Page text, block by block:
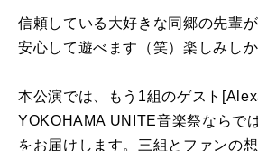
信頼している大好きな同郷の先輩
安心して遊べます（笑）楽しみしか
本公演では、もう1組のゲスト
YOKOHAMA UNITE音楽祭ならで
をお届けします。三組とファンの